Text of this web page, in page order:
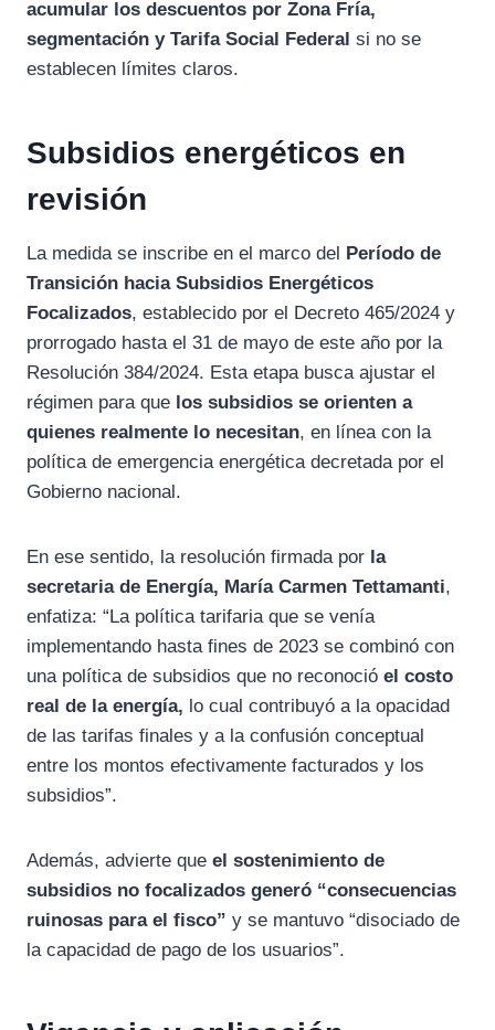
acumular los descuentos por Zona Fría,
segmentación y Tarifa Social Federal si no se
establecen límites claros.
Subsidios energéticos en
revisión
La medida se inscribe en el marco del Período de
Transición hacia Subsidios Energéticos
Focalizados, establecido por el Decreto 465/2024 y
prorrogado hasta el 31 de mayo de este año por la
Resolución 384/2024. Esta etapa busca ajustar el
régimen para que los subsidios se orienten a
quienes realmente lo necesitan, en línea con la
política de emergencia energética decretada por el
Gobierno nacional.
En ese sentido, la resolución firmada por la
secretaria de Energía, María Carmen Tettamanti,
enfatiza: “La política tarifaria que se venía
implementando hasta fines de 2023 se combinó con
una política de subsidios que no reconoció el costo
real de la energía, lo cual contribuyó a la opacidad
de las tarifas finales y a la confusión conceptual
entre los montos efectivamente facturados y los
subsidios”.
Además, advierte que el sostenimiento de
subsidios no focalizados generó “consecuencias
ruinosas para el fisco” y se mantuvo “disociado de
la capacidad de pago de los usuarios”.